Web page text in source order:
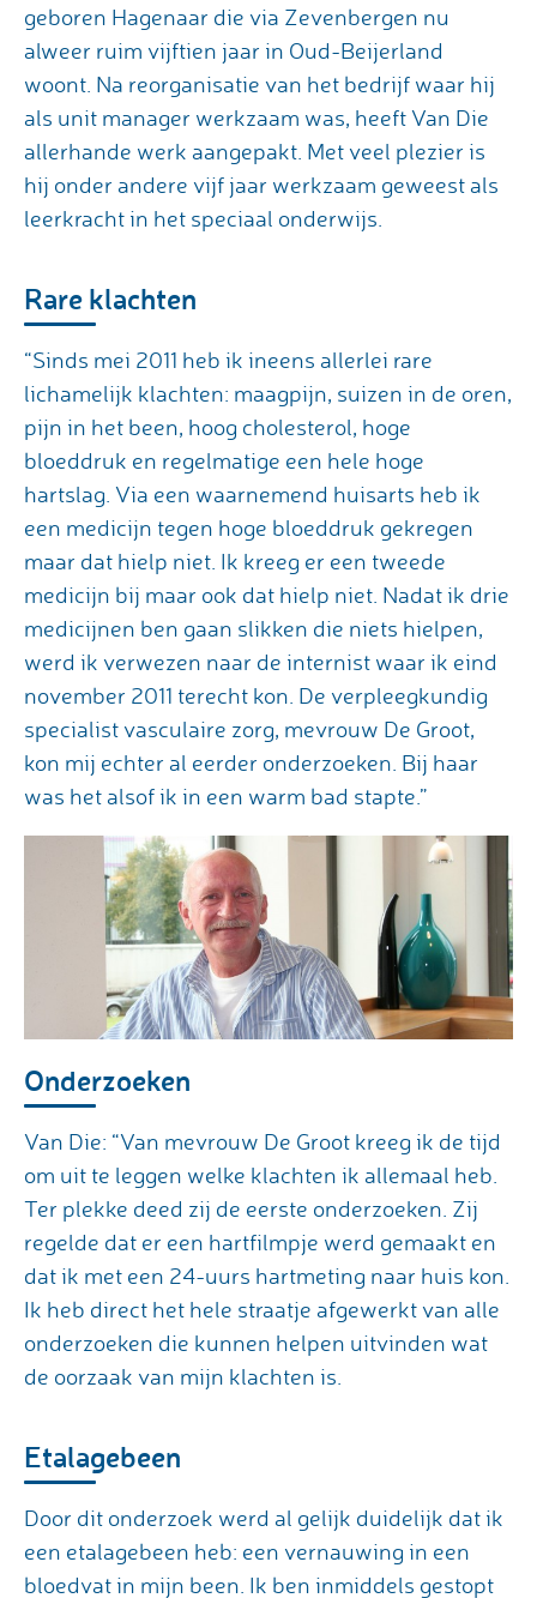
geboren Hagenaar die via Zevenbergen nu
alweer ruim vijftien jaar in Oud-Beijerland
woont. Na reorganisatie van het bedrijf waar hij
als unit manager werkzaam was, heeft Van Die
allerhande werk aangepakt. Met veel plezier is
hij onder andere vijf jaar werkzaam geweest als
leerkracht in het speciaal onderwijs.
Rare klachten
“Sinds mei 2011 heb ik ineens allerlei rare
lichamelijk klachten: maagpijn, suizen in de oren,
pijn in het been, hoog cholesterol, hoge
bloeddruk en regelmatige een hele hoge
hartslag. Via een waarnemend huisarts heb ik
een medicijn tegen hoge bloeddruk gekregen
maar dat hielp niet. Ik kreeg er een tweede
medicijn bij maar ook dat hielp niet. Nadat ik drie
medicijnen ben gaan slikken die niets hielpen,
werd ik verwezen naar de internist waar ik eind
november 2011 terecht kon. De verpleegkundig
specialist vasculaire zorg, mevrouw De Groot,
kon mij echter al eerder onderzoeken. Bij haar
was het alsof ik in een warm bad stapte.”
Onderzoeken
Van Die: “Van mevrouw De Groot kreeg ik de tijd
om uit te leggen welke klachten ik allemaal heb.
Ter plekke deed zij de eerste onderzoeken. Zij
regelde dat er een hartfilmpje werd gemaakt en
dat ik met een 24-uurs hartmeting naar huis kon.
Ik heb direct het hele straatje afgewerkt van alle
onderzoeken die kunnen helpen uitvinden wat
de oorzaak van mijn klachten is.
Etalagebeen
Door dit onderzoek werd al gelijk duidelijk dat ik
een etalagebeen heb: een vernauwing in een
bloedvat in mijn been. Ik ben inmiddels gestopt